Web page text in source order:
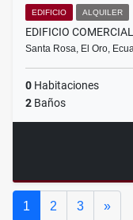
EDIFICIO ALQUILER
EDIFICIO
Santa Rosa, El Oro,
0 Habitaciones
2 Baños
1 2 3 »